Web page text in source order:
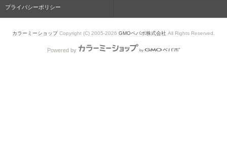
プライバシーポリシー
カラーミーショップCopyright (C) 2005-2026 GMOペパボ株式会社 All Rights Reserved.
Powered by